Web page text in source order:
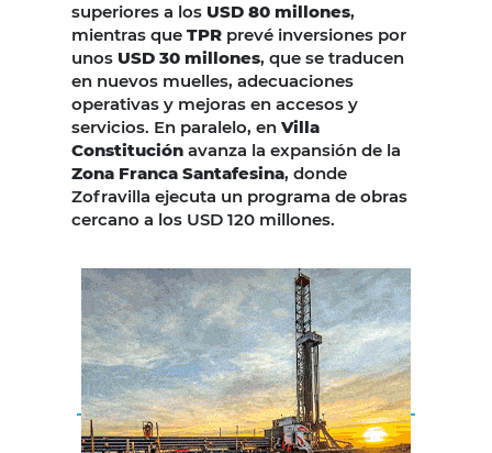
superiores a los USD 80 millones,
mientras que TPR prevé inversiones por
unos USD 30 millones, que se traducen
en nuevos muelles, adecuaciones
operativas y mejoras en accesos y
servicios. En paralelo, en Villa
Constitución avanza la expansión de la
Zona Franca Santafesina, donde
Zofravilla ejecuta un programa de obras
cercano a los USD 120 millones.